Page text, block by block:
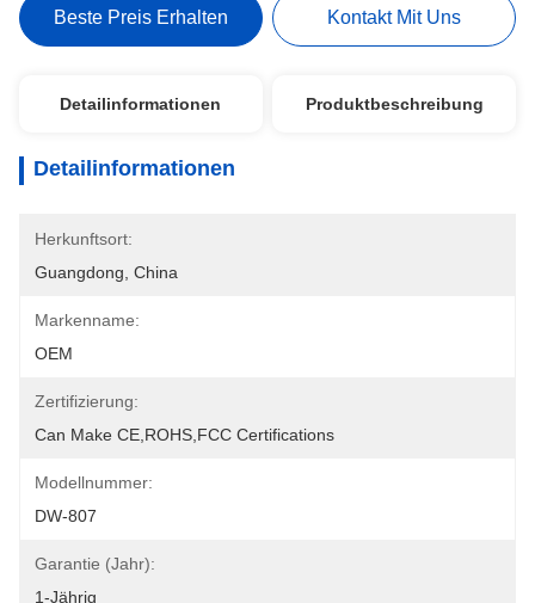
Beste Preis Erhalten Kontakt Mit Uns
Detailinformationen Produktbeschreibung
Detailinformationen
Herkunftsort:
Guangdong, China
Markenname:
OEM
Zertifizierung:
Can Make CE,ROHS,FCC Certifications
Modellnummer:
DW-807
Garantie (Jahr):
1-Jährig